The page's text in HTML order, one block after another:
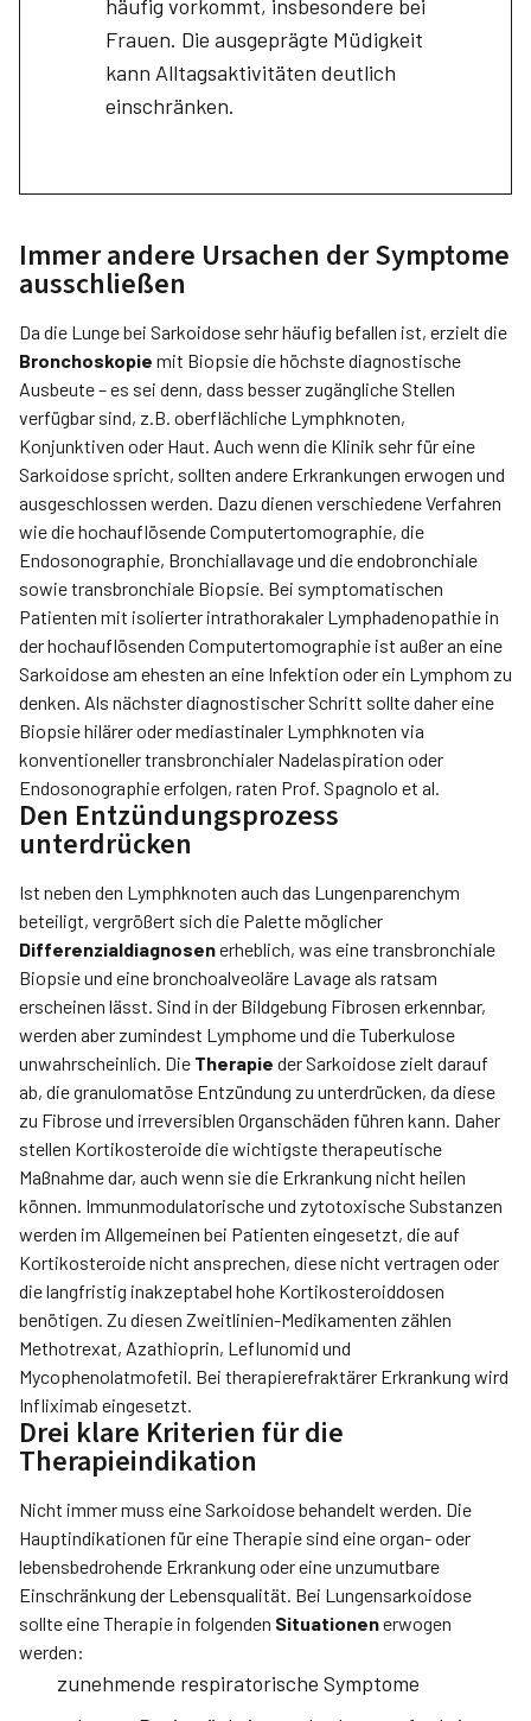
häufig vorkommt, insbesondere bei
Frauen. Die ausgeprägte Müdigkeit
kann Alltagsaktivitäten deutlich
einschränken.
Immer andere Ursachen der Symptome
ausschließen
Da die Lunge bei Sarkoidose sehr häufig befallen ist, erzielt die
Bronchoskopie mit Biopsie die höchste diagnostische
Ausbeute – es sei denn, dass besser zugängliche Stellen
verfügbar sind, z.B. oberflächliche Lymphknoten,
Konjunktiven oder Haut. Auch wenn die Klinik sehr für eine
Sarkoidose spricht, sollten andere Erkrankungen erwogen und
ausgeschlossen werden. Dazu dienen verschiedene Verfahren
wie die hochauflösende Computertomographie, die
Endosonographie, Bronchiallavage und die endobronchiale
sowie transbronchiale Biopsie. Bei symptomatischen
Patienten mit isolierter intrathorakaler Lymphadenopathie in
der hochauflösenden Computertomographie ist außer an eine
Sarkoidose am ehesten an eine Infektion oder ein Lymphom zu
denken. Als nächster diagnostischer Schritt sollte daher eine
Biopsie hilärer oder mediastinaler Lymphknoten via
konventioneller transbronchialer Nadelaspiration oder
Endosonographie erfolgen, raten Prof. Spagnolo et al.
Den Entzündungsprozess
unterdrücken
Ist neben den Lymphknoten auch das Lungenparenchym
beteiligt, vergrößert sich die Palette möglicher
Differenzialdiagnosenerheblich, was eine transbronchiale
Biopsie und eine bronchoalveoläre Lavage als ratsam
erscheinen lässt. Sind in der Bildgebung Fibrosen erkennbar,
werden aber zumindest Lymphome und die Tuberkulose
unwahrscheinlich. Die Therapie der Sarkoidose zielt darauf
ab, die granulomatöse Entzündung zu unterdrücken, da diese
zu Fibrose und irreversiblen Organschäden führen kann. Daher
stellen Kortikosteroide die wichtigste therapeutische
Maßnahme dar, auch wenn sie die Erkrankung nicht heilen
können. Immunmodulatorische und zytotoxische Substanzen
werden im Allgemeinen bei Patienten eingesetzt, die auf
Kortikosteroide nicht ansprechen, diese nicht vertragen oder
die langfristig inakzeptabel hohe Kortikosteroiddosen
benötigen. Zu diesen Zweitlinien-Medikamenten zählen
Methotrexat, Azathioprin, Leflunomid und
Mycophenolatmofetil. Bei therapierefraktärer Erkrankung wird
Infliximab eingesetzt.
Drei klare Kriterien für die
Therapieindikation
Nicht immer muss eine Sarkoidose behandelt werden. Die
Hauptindikationen für eine Therapie sind eine organ- oder
lebensbedrohende Erkrankung oder eine unzumutbare
Einschränkung der Lebensqualität. Bei Lungensarkoidose
sollte eine Therapie in folgenden Situationenerwogen
werden:
zunehmende respiratorische Symptome